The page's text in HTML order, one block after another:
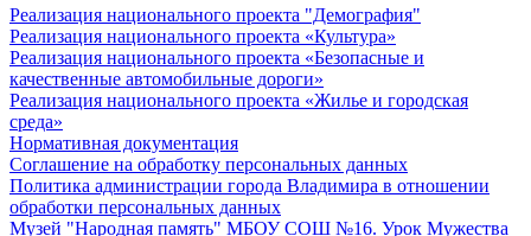
Реализация национального проекта "Демография"
Реализация национального проекта «Культура»
Реализация национального проекта «Безопасные и
качественные автомобильные дороги»
Реализация национального проекта «Жилье и городская
среда»
Нормативная документация
Соглашение на обработку персональных данных
Политика администрации города Владимира в отношении
обработки персональных данных
Музей "Народная память" МБОУ СОШ №16. Урок Мужества